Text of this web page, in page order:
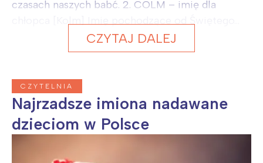
czasach naszych babć. 2. COLM – imię dla
CZYTAJ DALEJ
CZYTELNIA
Najrzadsze imiona nadawane
dzieciom w Polsce